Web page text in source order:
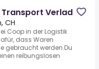
Verlad
CH
Coop in der Logistik
dass Waren
gebraucht werden.Du
reibungslosen